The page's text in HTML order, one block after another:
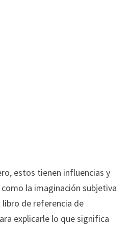
estos tienen influencias y
la imaginación subjetiva
de referencia de
explicarle lo que significa